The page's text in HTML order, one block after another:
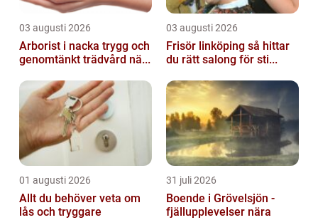
03 augusti 2026
Arborist i nacka trygg och
genomtänkt trädvård nä...
03 augusti 2026
Frisör linköping så hittar
du rätt salong för sti...
01 augusti 2026
Allt du behöver veta om
lås och tryggare
31 juli 2026
Boende i Grövelsjön -
fjällupplevelser nära